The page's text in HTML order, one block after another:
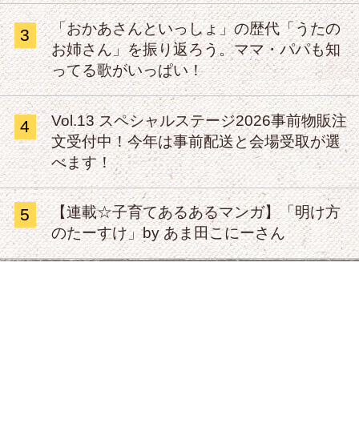
3
「おかあさんといっしょ」の歴代「うたの
お姉さん」を振り返ろう。ママ・パパも知
ってる歌がいっぱい！
4
Vol.13 スペシャルステージ2026事前物販注
文受付中！今年は事前配送と会場受取が選
べます！
5
【連載☆子育てあるあるマンガ】「明け方
のたーすけ」by あま田こにーさん